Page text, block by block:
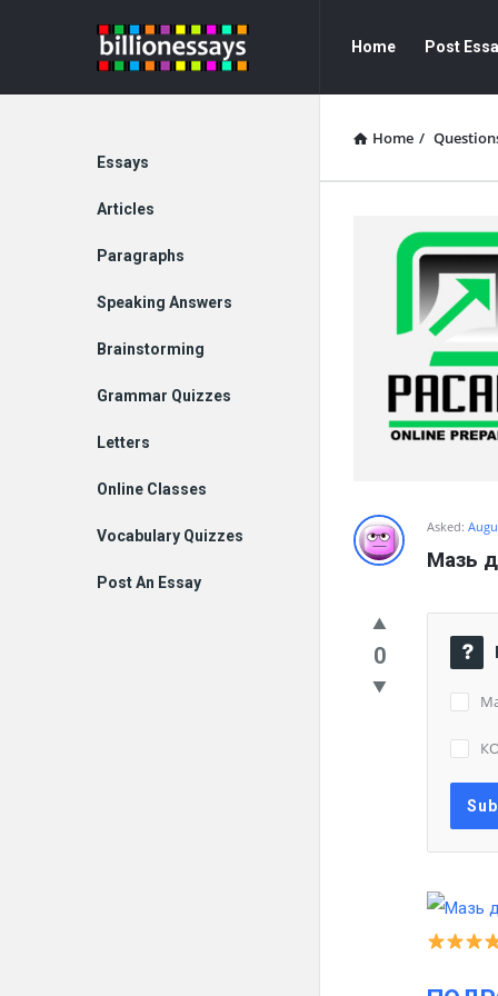
Billion
Essays
Essays
Navigation
Home Post
Home /
Asked:
Мазь
0
Explore
Essays
Articles
Paragraphs
Speaking Answers
Brainstorming
Grammar Quizzes
Letters
Online Classes
Vocabulary Quizzes
Post An Essay